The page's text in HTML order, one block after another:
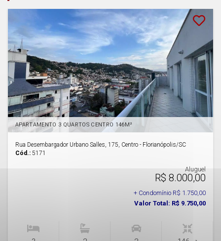
APARTAMENTO 3 QUARTOS CENTRO 146M²
Rua Desembargador Urbano Salles, 175, Centro - Florianópolis/SC
Cód.: 5171
Aluguel
R$ 8.000,00
+ Condomínio R$ 1.750,00
Valor Total: R$ 9.750,00